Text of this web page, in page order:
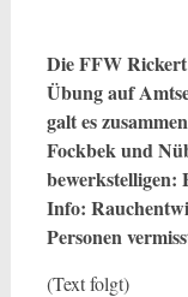
Die FFW
Übung auf
galt es
Fockbek und
Info:
Personen
(Text folgt)